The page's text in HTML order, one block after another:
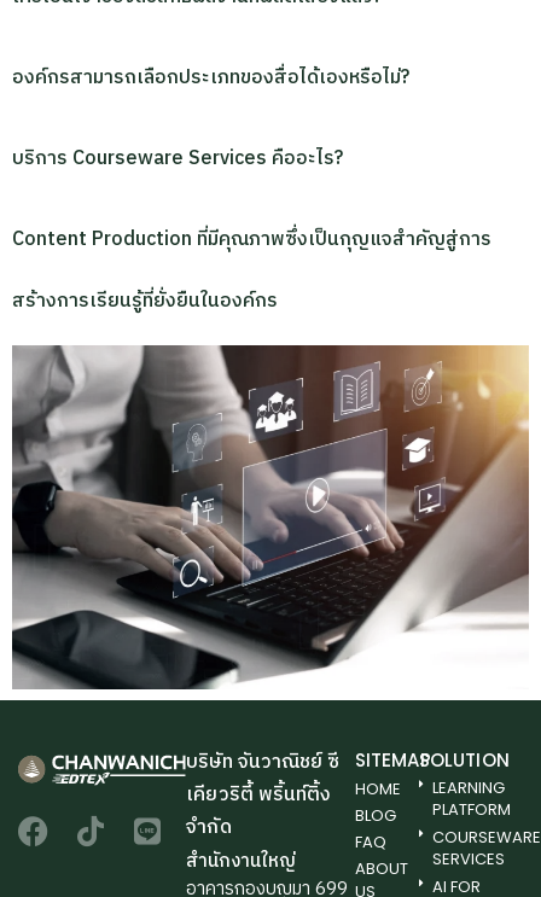
องค์กรสามารถเลือกประเภทของสื่อได้เองหรือไม่?
บริการ Courseware Services คืออะไร?
Content Production ที่มีคุณภาพซึ่งเป็นกุญแจสำคัญสู่การ
สร้างการเรียนรู้ที่ยั่งยืนในองค์กร
บริษัท จันวาณิชย์ ซี
เคียวริตี้ พริ้นท์ติ้ง
จํากัด
สำนักงานใหญ่
อาคารกองบุญมา 699
SITEMAP
HOME
BLOG
FAQ
ABOUT
US
SOLUTION
LEARNING
PLATFORM
COURSEWARE
SERVICES
AI FOR